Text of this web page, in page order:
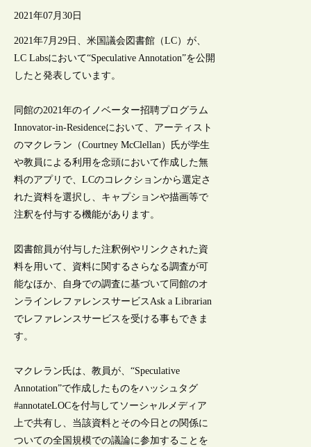
2021年07月30日
2021年7月29日、米国議会図書館（LC）が、
LC Labsにおいて“Speculative Annotation”を公開
したと発表しています。
同館の2021年のイノベーター招聘プログラム
Innovator-in-Residenceにおいて、アーティスト
のマクレラン（Courtney McClellan）氏が学生
や教員による利用を念頭において作成した無
料のアプリで、LCのコレクションから選定さ
れた資料を選択し、キャプションや描画等で
注釈を付与する機能があります。
図書館員が付与した注釈例やリンクされた資
料を用いて、資料に関するさらなる調査が可
能なほか、自身での調査に基づいて同館のオ
ンラインレファレンスサービスAsk a Librarian
でレファレンスサービスを受ける事もできま
す。
マクレラン氏は、教員が、“Speculative
Annotation”で作成したものをハッシュタグ
#annotateLOCを付与してソーシャルメディア
上で共有し、当該資料とその今日との関係に
ついての全国規模での議論に参加することを